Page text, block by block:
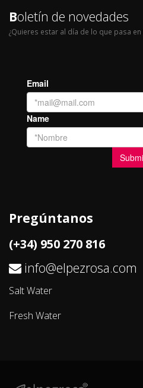
Boletín de novedades
¿Quieres estar al día de lo que pasa en
Pregúntanos
(+34) 950 270 816
info@elpezrosa.com
Salt Water
Fresh Water